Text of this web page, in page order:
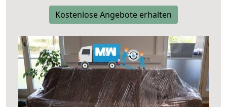
Kostenlose Angebote erhalten